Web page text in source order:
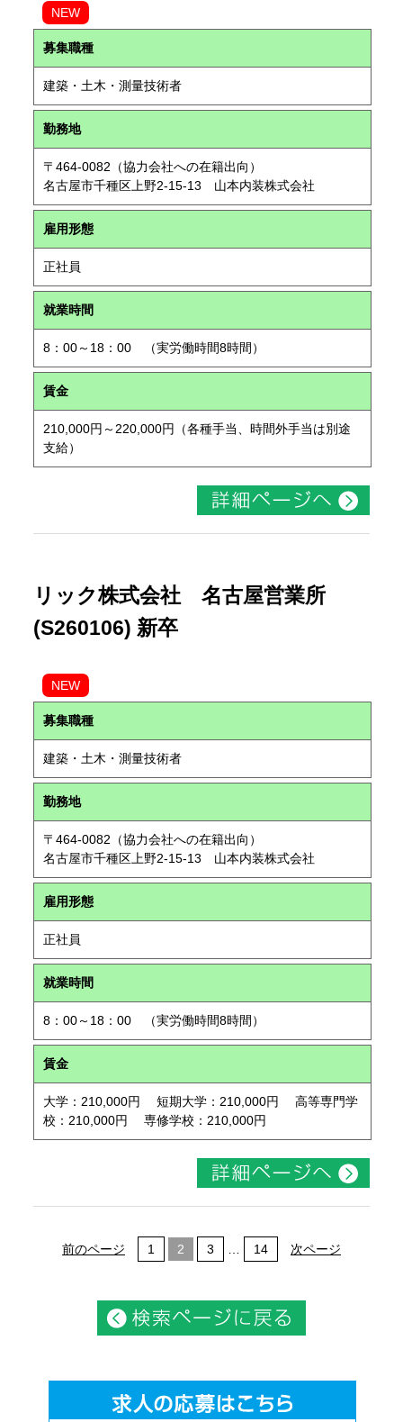
NEW
募集職種
建築・土木・測量技術者
勤務地
〒464-0082（協力会社への在籍出向）
名古屋市千種区上野2-15-13 山本内装株式会社
雇用形態
正社員
就業時間
8：00～18：00 （実労働時間8時間）
賃金
210,000円～220,000円（各種手当、時間外手当は別途
支給）
リック株式会社 名古屋営業所
(S260106) 新卒
NEW
募集職種
建築・土木・測量技術者
勤務地
〒464-0082（協力会社への在籍出向）
名古屋市千種区上野2-15-13 山本内装株式会社
雇用形態
正社員
就業時間
8：00～18：00 （実労働時間8時間）
賃金
大学：210,000円 短期大学：210,000円 高等専門学
校：210,000円 専修学校：210,000円
前のページ 1 2 3 14 次ページ